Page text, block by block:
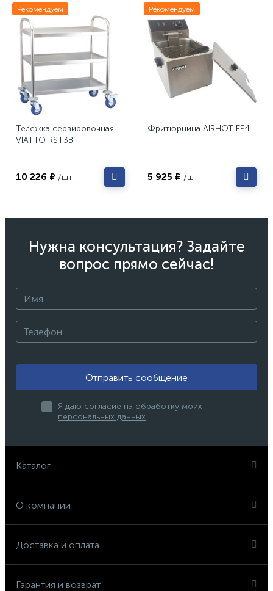
Рекомендуем
Тележка сервировочная
VIATTO RST3B
10 226 ₽ /шт
Рекомендуем
Фритюрница AIRHOT EF4
5 925 ₽ /шт
Нужна консультация? Задайте
вопрос прямо сейчас!
Отправить сообщение
Я даю согласие на обработку моих
персональных данных
Каталог
О компании
Доставка и оплата
Гарантия и возврат